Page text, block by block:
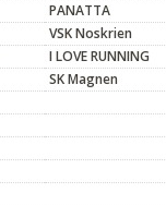
PANATTA
VSK Noskrien
I LOVE RUNNING
SK Magnen